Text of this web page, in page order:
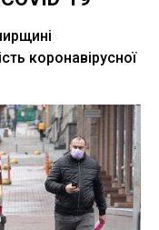
коронавірусної